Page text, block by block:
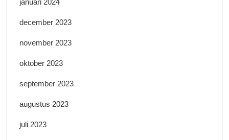
januari 2024
december 2023
november 2023
oktober 2023
september 2023
augustus 2023
juli 2023